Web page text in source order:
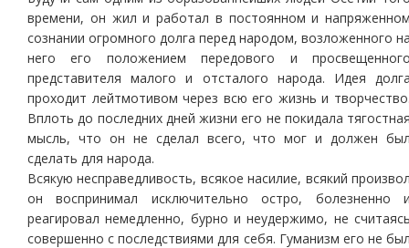
времени, он жил и работал в постоянном и
сознании огромного долга перед народом, возложенного
него его положением передового и
представителя малого и отсталого народа. Идея
проходит лейтмотивом через всю его жизнь и
Вплоть до последних дней жизни его не покидала
мысль, что он не сделал всего, что мог и должен
сделать для народа.
Всякую несправедливость, всякое насилие, всякий
он воспринимал исключительно остро, болезненно
реагировал немедленно, бурно и неудержимо, не
совершенно с последствиями для себя. Гуманизм его не